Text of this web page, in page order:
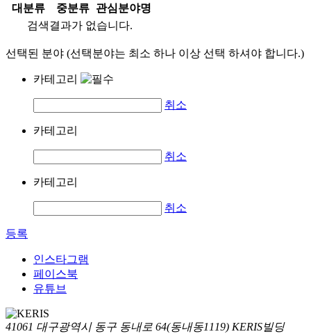
대분류
중분류
관심분야명
검색결과가 없습니다.
선택된 분야 (선택분야는 최소 하나 이상 선택 하셔야 합니다.)
카테고리
취소
카테고리
취소
카테고리
취소
등록
인스타그램
페이스북
유튜브
41061 대구광역시 동구 동내로 64(동내동1119) KERIS빌딩